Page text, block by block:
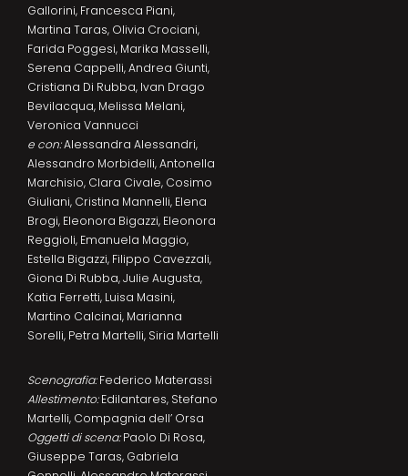
Gallorini, Francesca Piani,
Martina Taras, Olivia Crociani,
Farida Poggesi, Marika Masselli,
Serena Cappelli, Andrea Giunti,
Cristiana Di Rubba, Ivan Drago
Bevilacqua, Melissa Melani,
Veronica Vannucci
e con:Alessandra Alessandri,
Alessandro Morbidelli, Antonella
Marchisio, Clara Civale, Cosimo
Giuliani, Cristina Mannelli, Elena
Brogi, Eleonora Bigazzi, Eleonora
Reggioli, Emanuela Maggio,
Estella Bigazzi, Filippo Cavezzali,
Giona Di Rubba, Julie Augusta,
Katia Ferretti, Luisa Masini,
Martino Calcinai, Marianna
Sorelli, Petra Martelli, Siria Martelli
Scenografia:Federico Materassi
Allestimento:Edilantares, Stefano
Martelli, Compagnia dell’ Orsa
Oggetti di scena:Paolo Di Rosa,
Giuseppe Taras, Gabriela